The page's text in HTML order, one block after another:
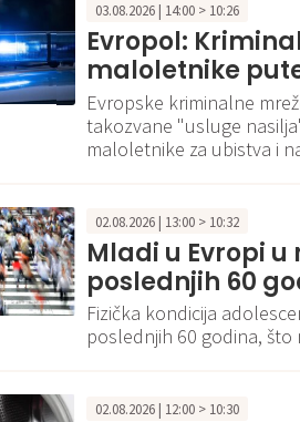
03.08.2026 | 14:00 > 10:26
Evropol:
maloletnike
Evropske kriminalne
takozvane "usluge
maloletnike za ubistva i
02.08.2026 | 13:00 > 10:32
Mladi u Evropi
poslednjih 60
Fizička kondicija
poslednjih 60 godina,
02.08.2026 | 12:00 > 10:30